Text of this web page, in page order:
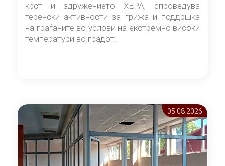
крст и здружението ХЕРА, спроведува
теренски активности за грижа и поддршка
на граѓаните во услови на екстремно високи
температури во градот.
05.08 2026